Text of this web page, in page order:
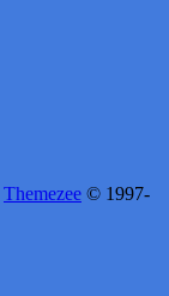
Themezee © 1997-